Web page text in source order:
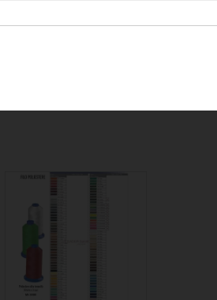
necessari. Es: Per ordinare 4 mt di
necessarie. Es: Per ordinare 35 mt